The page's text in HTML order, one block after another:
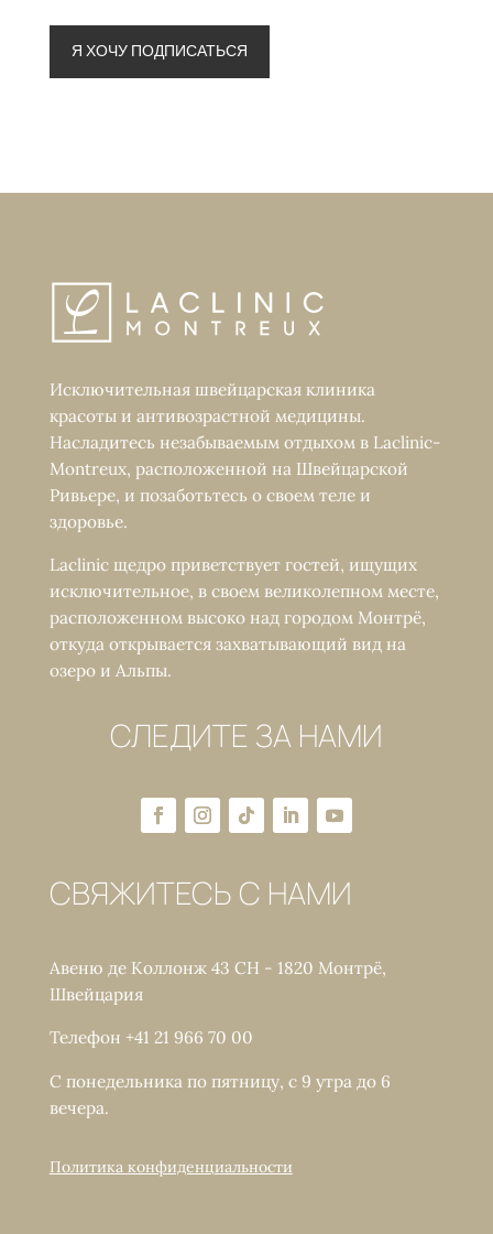
Исключительная швейцарская клиника
красоты и антивозрастной медицины.
Насладитесь незабываемым отдыхом в Laclinic-
Montreux, расположенной на Швейцарской
Ривьере, и позаботьтесь о своем теле и
здоровье.
Laclinic щедро приветствует гостей, ищущих
исключительное, в своем великолепном месте,
расположенном высоко над городом Монтрё,
откуда открывается захватывающий вид на
озеро и Альпы.
СЛЕДИТЕ ЗА НАМИ
СВЯЖИТЕСЬ С НАМИ
Авеню де Коллонж 43 CH - 1820 Монтрё,
Швейцария
Телефон +41 21 966 70 00
С понедельника по пятницу, с 9 утра до 6
вечера.
Политика конфиденциальности